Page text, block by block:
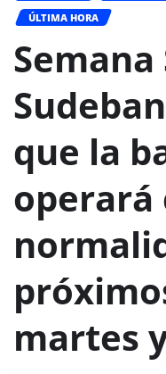
ÚLTIMA HORA
Semana
que la
operará
martes